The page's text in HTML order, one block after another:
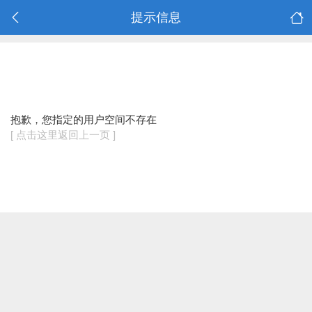
提示信息
抱歉，您指定的用户空间不存在
[ 点击这里返回上一页 ]